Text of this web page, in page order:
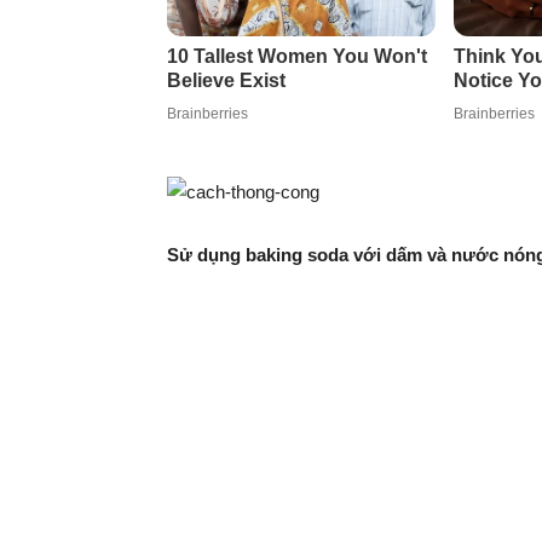
Sử dụng baking soda với dấm và nước